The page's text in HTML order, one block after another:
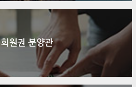
회원권 분양관